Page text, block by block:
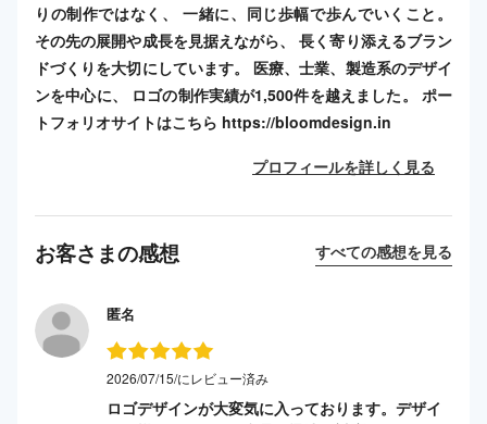
りの制作ではなく、 一緒に、同じ歩幅で歩んでいくこと。
その先の展開や成長を見据えながら、 長く寄り添えるブラン
ドづくりを大切にしています。 医療、士業、製造系のデザイ
ンを中心に、 ロゴの制作実績が1,500件を越えました。 ポー
トフォリオサイトはこちら https://bloomdesign.in
プロフィールを詳しく見る
お客さまの感想 すべての感想を見る
匿名
2026/07/15/にレビュー済み
ロゴデザインが大変気に入っております。デザイ